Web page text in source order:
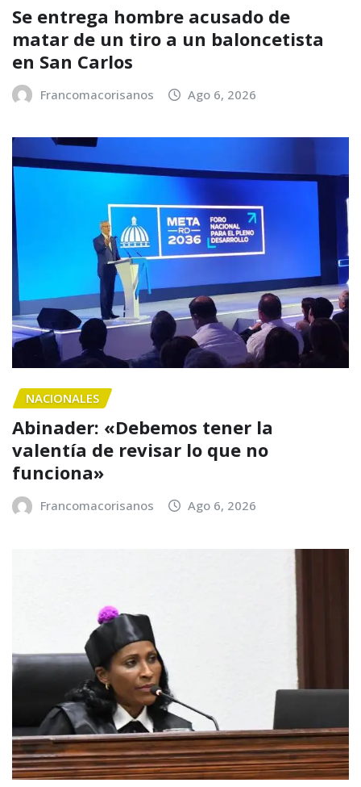
Se entrega hombre acusado de
matar de un tiro a un baloncetista
en San Carlos
Francomacorisanos Ago 6, 2026
NACIONALES
Abinader: «Debemos tener la
valentía de revisar lo que no
funciona»
Francomacorisanos Ago 6, 2026